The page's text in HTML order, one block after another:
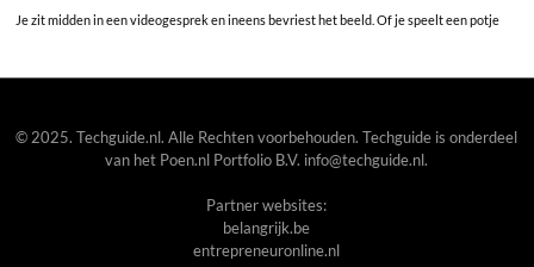
Je zit midden in een videogesprek en ineens bevriest het beeld. Of je speelt een potje
© 2025. Techguide.nl. Alle Rechten voorbehouden. Techguide is onderdeel
van het Poen.nl Portfolio B.V. info@techguide.nl.
Partner websites:
belangrijk.be
entrepreneuronline.nl